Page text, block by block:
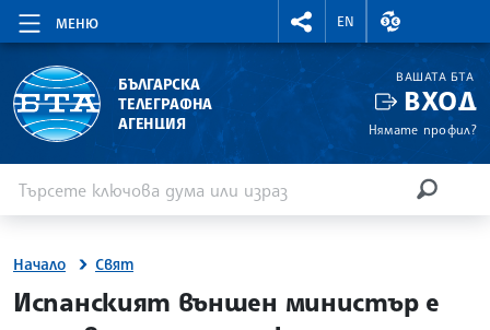
МЕНЮ
RIGHTMENU.SOCIAL
EN
ВАЛУТНИ
БЪЛГАРСКА
ТЕЛЕГРАФНА
АГЕНЦИЯ
ВАШАТА БТА
ВХОД
Нямате профил?
Начало Свят
site.bta
Испанският външен министър е